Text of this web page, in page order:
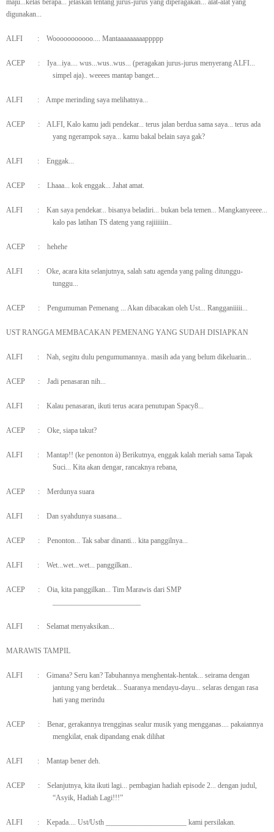
maju...kelas berapa... jelaskan tentang jurus-jurus yang diperagakan... alat-alat yang
digunakan...
ALFI : Wooooooooooo.... Mantaaaaaaaaappppp
ACEP :
Iya...iya.... wus...wus..wus... (peragakan jurus-jurus menyerang ALFI...
simpel aja).. weeees mantap banget...
ALFI : Ampe merinding saya melihatnya...
ACEP :
ALFI, Kalo kamu jadi pendekar... terus jalan berdua sama saya... terus ada
yang ngerampok saya... kamu bakal belain saya gak?
ALFI : Enggak...
ACEP : Lhaaa... kok enggak... Jahat amat.
ALFI :
Kan saya pendekar... bisanya beladiri... bukan bela temen... Mangkanyeeee...
kalo pas latihan TS dateng yang rajiiiiiin..
ACEP : hehehe
ALFI :
Oke, acara kita selanjutnya, salah satu agenda yang paling ditunggu-
tunggu...
ACEP : Pengumuman Pemenang ... Akan dibacakan oleh Ust... Rangganiiiii...
UST RANGGA MEMBACAKAN PEMENANG YANG SUDAH DISIAPKAN
ALFI : Nah, segitu dulu pengumumannya.. masih ada yang belum dikeluarin...
ACEP : Jadi penasaran nih...
ALFI : Kalau penasaran, ikuti terus acara penutupan Spacy8...
ACEP : Oke, siapa takut?
ALFI : Mantap!! (ke penonton à) Berikutnya, enggak kalah meriah sama Tapak
Suci... Kita akan dengar, rancaknya rebana,
ACEP : Merdunya suara
ALFI : Dan syahdunya suasana...
ACEP : Penonton... Tak sabar dinanti... kita panggilnya...
ALFI : Wet...wet...wet... panggilkan..
ACEP :
Oia, kita panggilkan... Tim Marawis dari SMP
ALFI : Selamat menyaksikan...
MARAWIS TAMPIL
ALFI :
Gimana? Seru kan? Tabuhannya menghentak-hentak... seirama dengan
jantung yang berdetak... Suaranya mendayu-dayu... selaras dengan rasa
hati yang merindu
ACEP :
Benar, gerakannya trengginas sealur musik yang mengganas.... pakaiannya
mengkilat, enak dipandang enak dilihat
ALFI : Mantap bener deh.
ACEP :
Selanjutnya, kita ikuti lagi... pembagian hadiah episode 2... dengan judul,
“Asyik, Hadiah Lagi!!!”
ALFI : Kepada.... Ust/Usth ______________________ kami persilakan.